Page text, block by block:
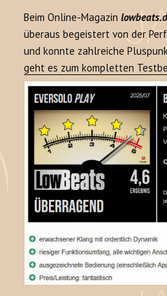
Beim Online-Magazin
überaus begeistert von der
und konnte zahlreiche
geht es zum kompletten